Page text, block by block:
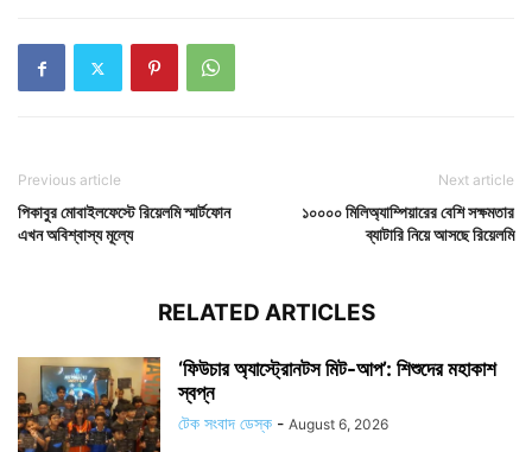
Previous article
পিকাবুর মোবাইলফেস্টে রিয়েলমি স্মার্টফোন
এখন অবিশ্বাস্য মূল্যে
Next article
১০০০০ মিলিঅ্যাম্পিয়ারের বেশি সক্ষমতার
ব্যাটারি নিয়ে আসছে রিয়েলমি
RELATED ARTICLES
‘ফিউচার অ্যাস্ট্রোনটস মিট-আপ’: শিশুদের মহাকাশ
স্বপ্ন
টেক সংবাদ ডেস্ক - August 6, 2026